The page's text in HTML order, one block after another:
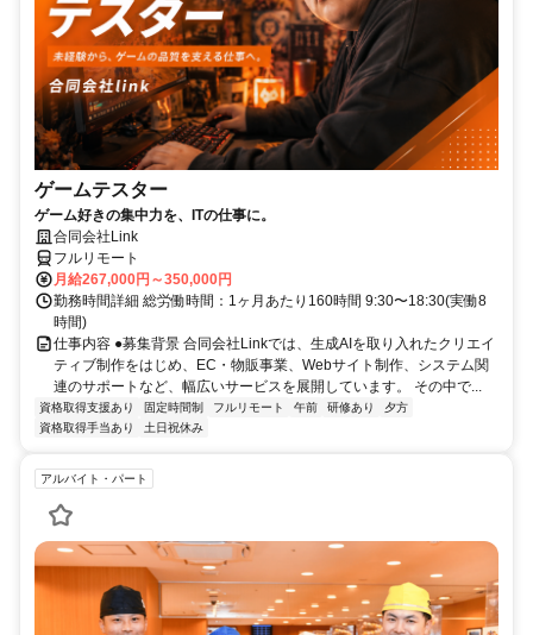
ゲームテスター
ゲーム好きの集中力を、ITの仕事に。
合同会社Link
フルリモート
月給267,000円～350,000円
勤務時間詳細 総労働時間：1ヶ月あたり160時間 9:30〜18:30(実働8
時間)
仕事内容 ●募集背景 合同会社Linkでは、生成AIを取り入れたクリエイ
ティブ制作をはじめ、EC・物販事業、Webサイト制作、システム関
連のサポートなど、幅広いサービスを展開しています。 その中で...
資格取得支援あり 固定時間制 フルリモート 午前 研修あり
夕方
資格取得手当あり
土日祝休み
アルバイト・パート